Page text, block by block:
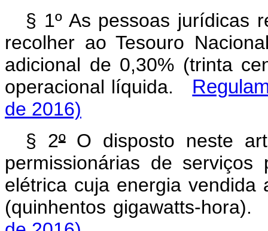
§ 1º As pessoas jurídicas
recolher ao Tesouro
adicional de 0,30% (trinta
operacional líquida.
de 2016)
§ 2ºO disposto neste
permissionárias de
elétrica cuja energia
(quinhentos